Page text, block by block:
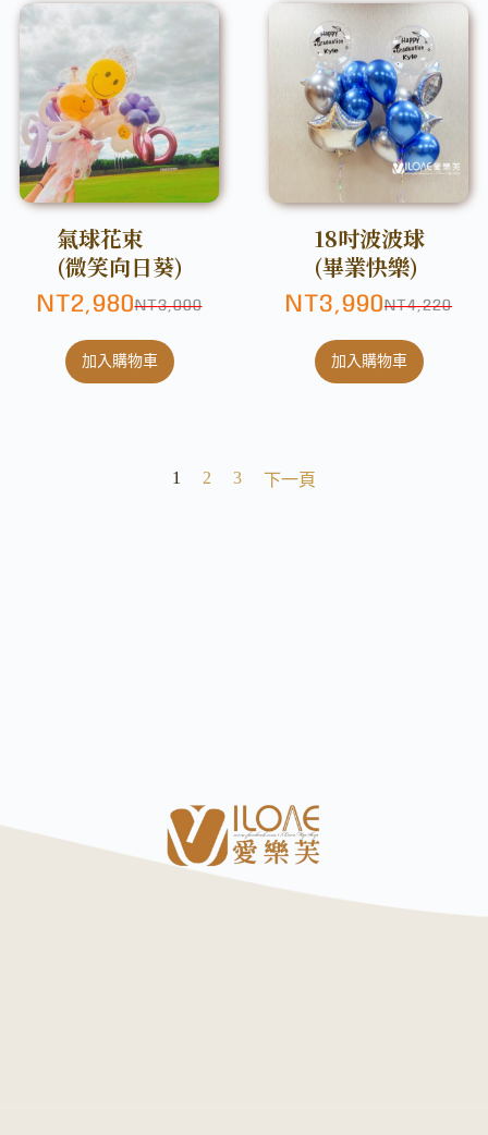
氣球花束
(微笑向日葵)
NT3,000
NT2,980
加入購物車
18吋波波球
(畢業快樂)
NT4,220
NT3,990
加入購物車
1 2 3 下一頁